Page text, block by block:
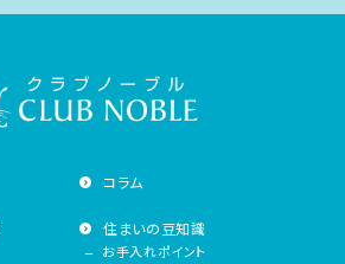
コラム
住まいの豆知識
お手入れポイント